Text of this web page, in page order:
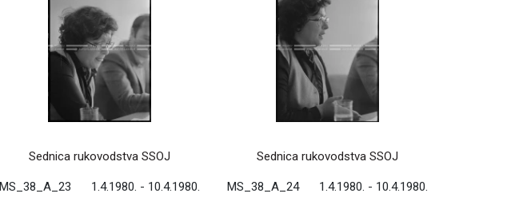
Sednica rukovodstva SSOJ
MS_38_A_23 1.4.1980. - 10.4.1980.
Sednica rukovodstva SSOJ
MS_38_A_24 1.4.1980. - 10.4.1980.